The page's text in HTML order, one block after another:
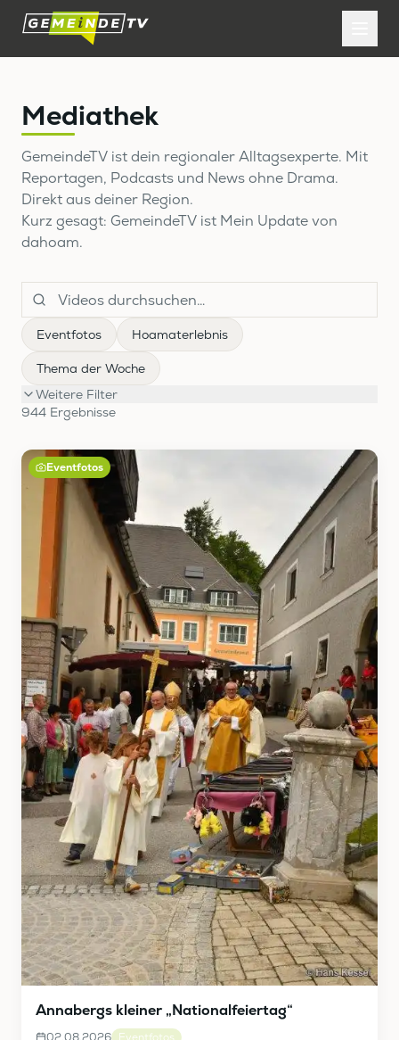
Mediathek
GemeindeTV ist dein regionaler Alltagsexperte. Mit
Reportagen, Podcasts und News ohne Drama.
Direkt aus deiner Region.
Kurz gesagt: GemeindeTV ist Mein Update von
dahoam.
Eventfotos Hoamaterlebnis
Thema der Woche
Weitere Filter
944 Ergebnisse
Eventfotos
Annabergs kleiner „Nationalfeiertag“